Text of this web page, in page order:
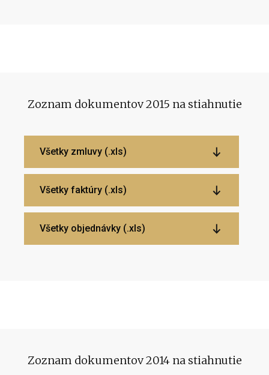
Zoznam dokumentov 2015 na stiahnutie
Všetky zmluvy (.xls)
Všetky faktúry (.xls)
Všetky objednávky (.xls)
Zoznam dokumentov 2014 na stiahnutie